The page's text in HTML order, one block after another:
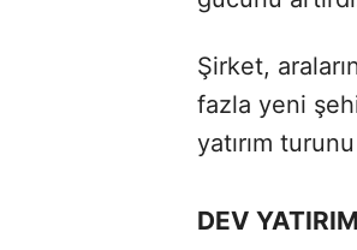
Şirket,
fazla yeni
yatırım
DEV